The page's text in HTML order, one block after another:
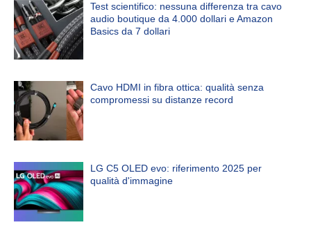
Test scientifico: nessuna differenza tra cavo
audio boutique da 4.000 dollari e Amazon
Basics da 7 dollari
Cavo HDMI in fibra ottica: qualità senza
compromessi su distanze record
LG C5 OLED evo: riferimento 2025 per
qualità d'immagine